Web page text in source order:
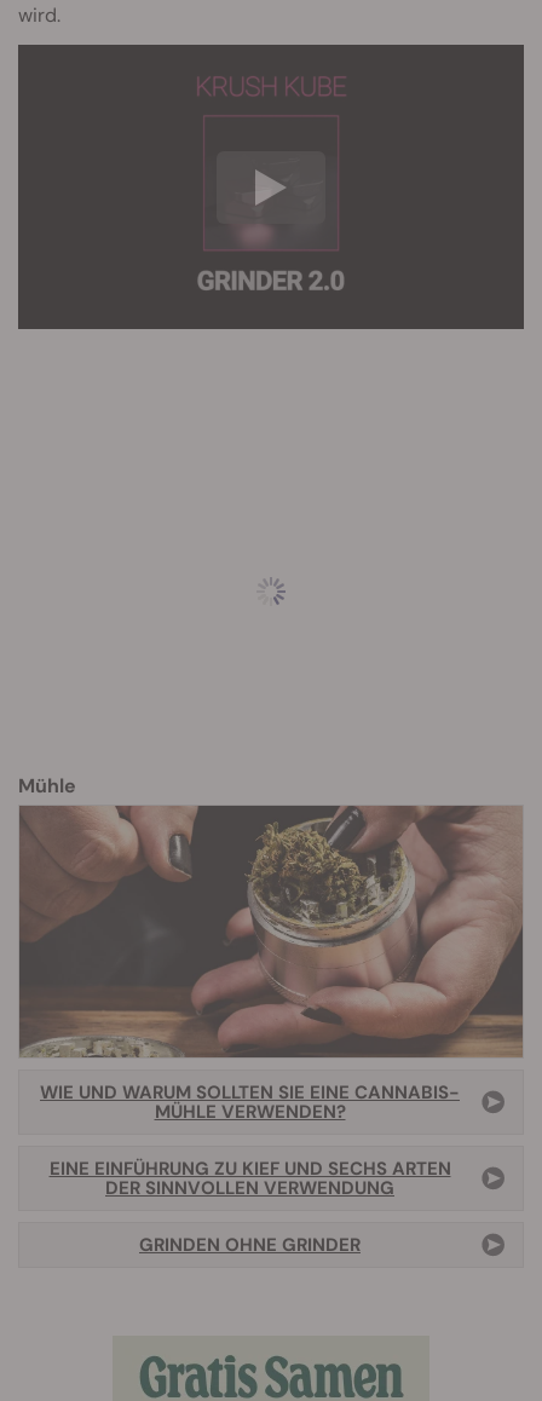
wird.
Mühle
WIE UND WARUM SOLLTEN SIE EINE CANNABIS-
MÜHLE VERWENDEN?
EINE EINFÜHRUNG ZU KIEF UND SECHS ARTEN
DER SINNVOLLEN VERWENDUNG
GRINDEN OHNE GRINDER